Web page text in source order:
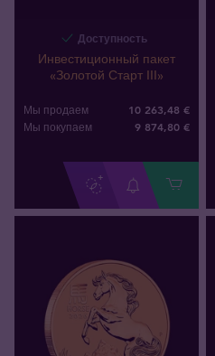
Доступность
Инвестиционный пакет
«Золотой Старт III»
Мы продаем 10 263,48 €
Мы покупаем 9 874,80 €